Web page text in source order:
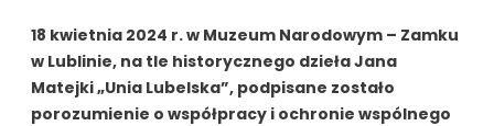
18 kwietnia 2024 r. w Muzeum Narodowym – Zamku
w Lublinie, na tle historycznego dzieła Jana
Matejki „Unia Lubelska”, podpisane zostało
porozumienie o współpracy i ochronie wspólnego